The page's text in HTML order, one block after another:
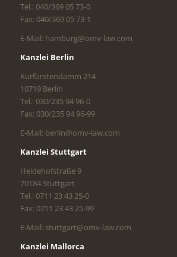
Tel.: 040/369 05 73-0
Fax: 040/369 05 73-1
E-Mail: hamburg@omv-law.com
Kanzlei Berlin
Kurfürstendamm 214
10719 Berlin
Tel.: 030/235 94 96-0
Fax: 030/235 94 96-99
E-Mail: berlin@omv-law.com
Kanzlei Stuttgart
Heidehofstraße 9
70184 Stuttgart
Tel.: 0711 23 43 25-0
Fax: 0711 23 43 25-99
E-Mail: stuttgart@omv-law.com
Kanzlei Mallorca